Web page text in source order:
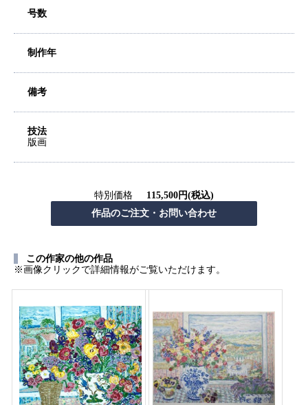
号数
制作年
備考
技法
版画
特別価格 115,500円(税込)
この作家の他の作品
※画像クリックで詳細情報がご覧いただけます。